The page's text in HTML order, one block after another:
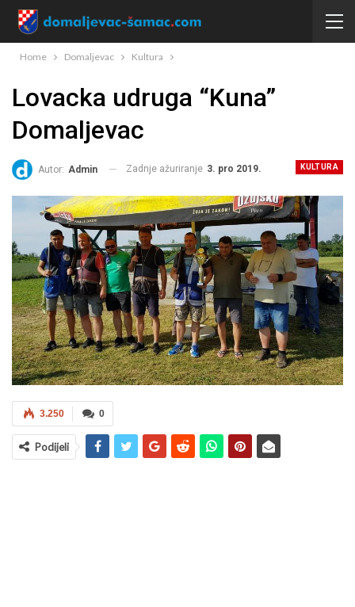
Home Domaljevac Kultura
Lovacka udruga “Kuna”
Domaljevac
KULTURA
Autor: Admin Zadnje ažuriranje 3. pro 2019.
0
3.250
Podijeli